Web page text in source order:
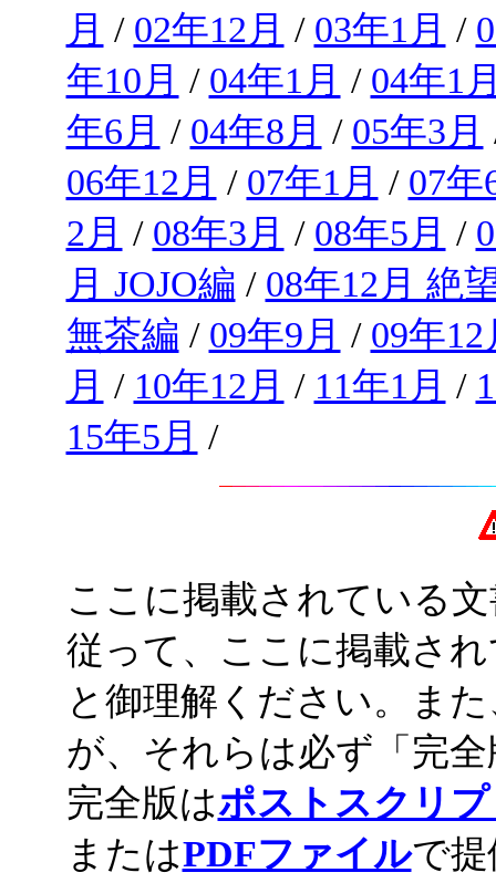
月 / 02年12月 / 03年1月 /
年10月 / 04年1月 / 04年1
年6月 / 04年8月 / 05年3月
06年12月 / 07年1月 / 07年
2月 / 08年3月 / 08年5月 /
月 JOJO編 / 08年12月 絶
無茶編 / 09年9月 / 09年12
月 / 10年12月 / 11年1月 /
15年5月 /
ここに掲載されている
従って、ここに掲載さ
と御理解ください。ま
が、それらは必ず「完
完全版はポストスクリ
またはPDFファイルで